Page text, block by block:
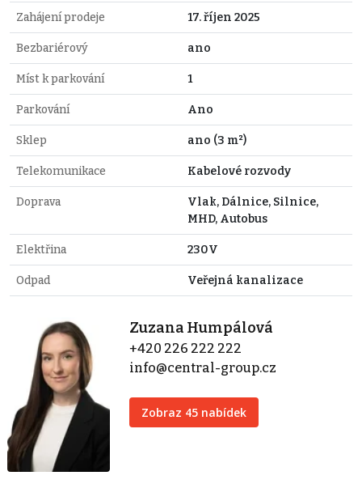
Zahájení prodeje 17. říjen 2025
Bezbariérový ano
Míst k parkování 1
Parkování Ano
Sklep ano (3 m²)
Telekomunikace Kabelové rozvody
Doprava
Vlak, Dálnice, Silnice,
MHD, Autobus
Elektřina 230V
Odpad Veřejná kanalizace
Zuzana Humpálová
+420 226 222 222
info@central-group.cz
Zobraz 45 nabídek